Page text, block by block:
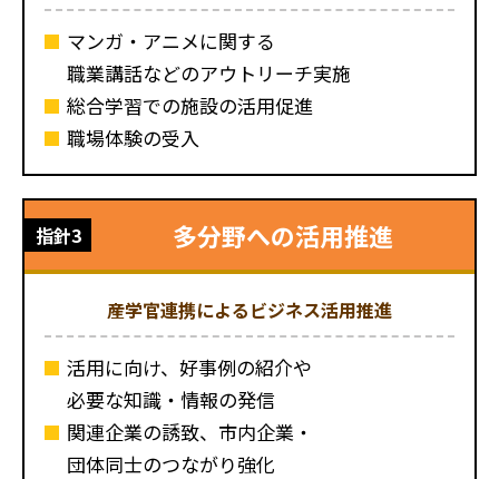
マンガ・アニメに関する
職業講話などのアウトリーチ実施
総合学習での施設の活用促進
職場体験の受入
指針3 多分野への活用推進
産学官連携によるビジネス活用推進
活用に向け、好事例の紹介や
必要な知識・情報の発信
関連企業の誘致、市内企業・
団体同士のつながり強化